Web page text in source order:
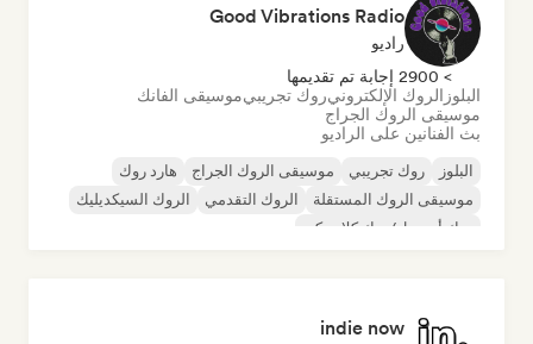
Good Vibrations Radio
راديو
> 2900 إجابة تم تقديمها
البلوز الروك الإلكترونيروك تجريبيموسيقى الفانك
موسيقى الروك الجراج
بث الفنانين على الراديو
البلوز روك تجريبي موسيقى الروك الجراج
هارد روك
موسيقى الروك المستقلة
الروك التقدمي
الروك السيكديليك
روك أند رول/روك كلاسيكي
indie now